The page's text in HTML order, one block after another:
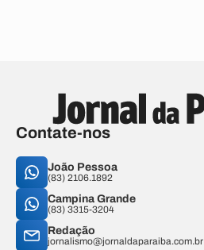
Contate-nos
João Pessoa
(83) 2106.1892
Campina Grande
(83) 3315-3204
Redação
jornalismo@jornaldaparaiba.com.br